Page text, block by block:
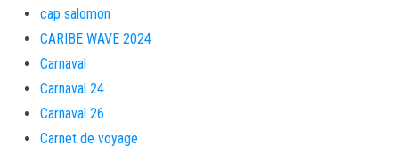
cap salomon
CARIBE WAVE 2024
Carnaval
Carnaval 24
Carnaval 26
Carnet de voyage